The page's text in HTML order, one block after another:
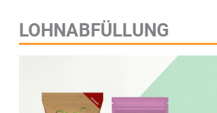
LOHNABFÜLLUNG